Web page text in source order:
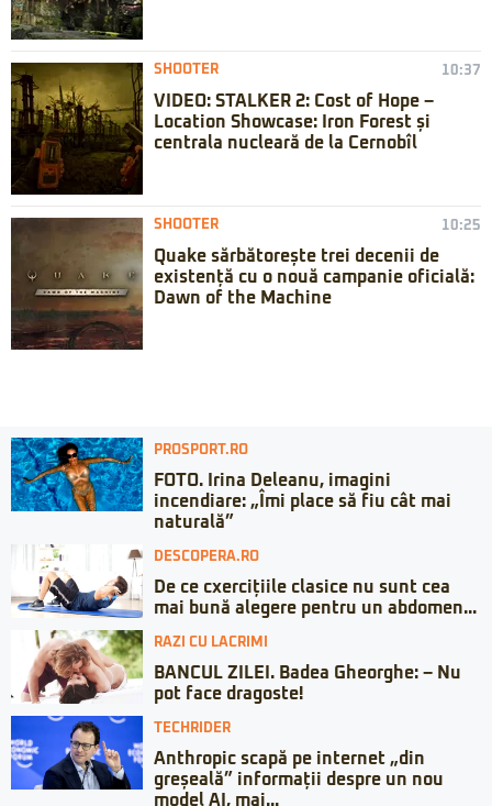
SHOOTER 10:37
VIDEO: STALKER 2: Cost of Hope –
Location Showcase: Iron Forest și
centrala nucleară de la Cernobîl
SHOOTER 10:25
Quake sărbătorește trei decenii de
existență cu o nouă campanie oficială:
Dawn of the Machine
PROSPORT.RO
FOTO. Irina Deleanu, imagini
incendiare: „Îmi place să fiu cât mai
naturală”
DESCOPERA.RO
De ce cxercițiile clasice nu sunt cea
mai bună alegere pentru un abdomen...
RAZI CU LACRIMI
BANCUL ZILEI. Badea Gheorghe: – Nu
pot face dragoste!
TECHRIDER
Anthropic scapă pe internet „din
greșeală” informații despre un nou
model AI, mai...